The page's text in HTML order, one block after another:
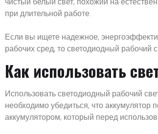
при длительной работе.
Если вы ищете надежное,
рабочих сред, то светодиодный рабочий
Как использовать
Использовать светодиодный рабочий
необходимо убедиться, что
аккумулятором, который перед